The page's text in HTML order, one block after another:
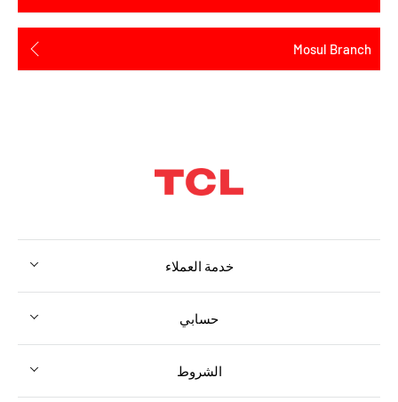
Mosul Branch
خدمة العملاء
حسابي
الشروط